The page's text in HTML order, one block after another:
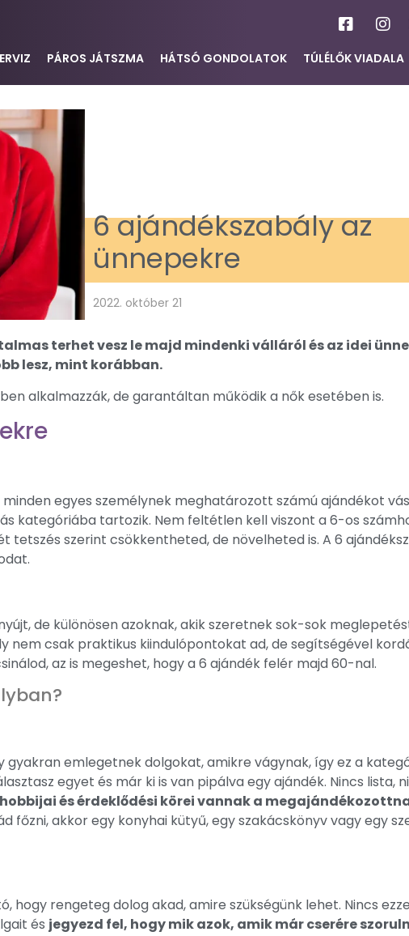
PÁROS JÁTSZMA HÁTSÓ GONDOLATOK TÚLÉLŐK VIADALA
6 ajándékszabály az
ünnepekre
2022. október 21
terhet vesz le majd mindenki válláról és az idei
lesz, mint korábban.
alkalmazzák, de garantáltan működik a nők esetében is.
egyes személynek meghatározott számú ajándékot
kategóriába tartozik. Nem feltétlen kell viszont a 6-os
tetszés szerint csökkentheted, de növelheted is. A 6
de különösen azoknak, akik szeretnek sok-sok
nem csak praktikus kiindulópontokat ad, de segítségével
az is megeshet, hogy a 6 ajándék felér majd 60-nal.
emlegetnek dolgokat, amikre vágynak, így ez a
egyet és már ki is van pipálva egy ajándék. Nincs lista,
és érdeklődési körei vannak a
főzni, akkor egy konyhai kütyű, egy szakácskönyv vagy egy
hogy rengeteg dolog akad, amire szükségünk lehet. Nincs
és jegyezd fel, hogy mik azok, amik már cserére